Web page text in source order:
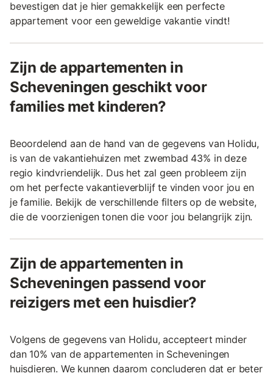
bevestigen dat je hier gemakkelijk een perfecte
appartement voor een geweldige vakantie vindt!
Zijn de appartementen in
Scheveningen geschikt voor
families met kinderen?
Beoordelend aan de hand van de gegevens van Holidu,
is van de vakantiehuizen met zwembad 43% in deze
regio kindvriendelijk. Dus het zal geen probleem zijn
om het perfecte vakantieverblijf te vinden voor jou en
je familie. Bekijk de verschillende filters op de website,
die de voorzienigen tonen die voor jou belangrijk zijn.
Zijn de appartementen in
Scheveningen passend voor
reizigers met een huisdier?
Volgens de gegevens van Holidu, accepteert minder
dan 10% van de appartementen in Scheveningen
huisdieren. We kunnen daarom concluderen dat er beter